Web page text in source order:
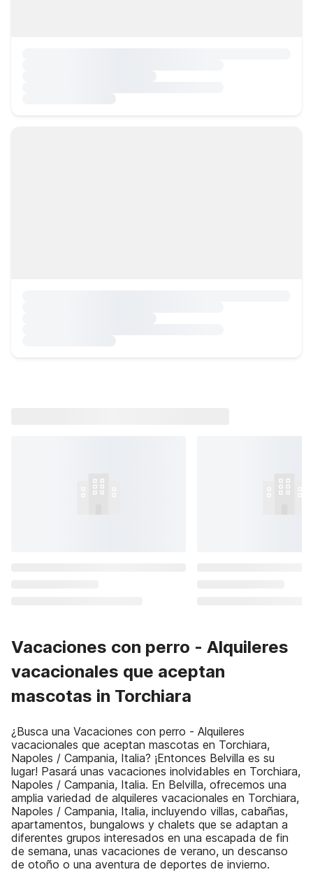
Vacaciones con perro - Alquileres
vacacionales que aceptan
mascotas in Torchiara
¿Busca una Vacaciones con perro - Alquileres
vacacionales que aceptan mascotas en Torchiara,
Napoles / Campania, Italia? ¡Entonces Belvilla es su
lugar! Pasará unas vacaciones inolvidables en Torchiara,
Napoles / Campania, Italia. En Belvilla, ofrecemos una
amplia variedad de alquileres vacacionales en Torchiara,
Napoles / Campania, Italia, incluyendo villas, cabañas,
apartamentos, bungalows y chalets que se adaptan a
diferentes grupos interesados en una escapada de fin
de semana, unas vacaciones de verano, un descanso
de otoño o una aventura de deportes de invierno.